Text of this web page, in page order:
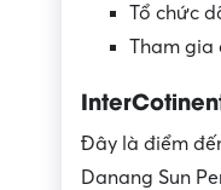
Tổ chức
Tham gia
Đây là điểm
Danang Sun